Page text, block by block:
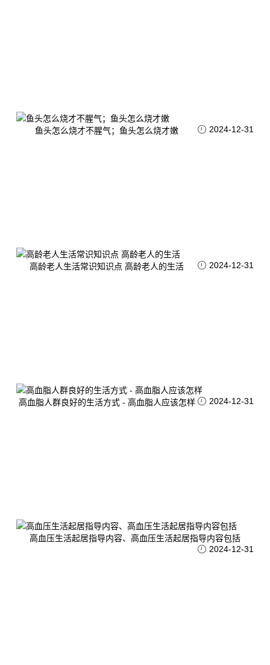
鱼头怎么烧才不腥气；鱼头怎么烧才嫩 2024-12-31
高龄老人生活常识知识点 高龄老人的生活 2024-12-31
高血脂人群良好的生活方式 - 高血脂人应该怎样 2024-12-31
高血压生活起居指导内容、高血压生活起居指导内容包括
2024-12-31